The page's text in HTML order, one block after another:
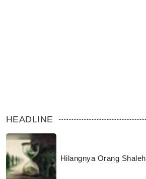
HEADLINE
Hilangnya Orang Shaleh